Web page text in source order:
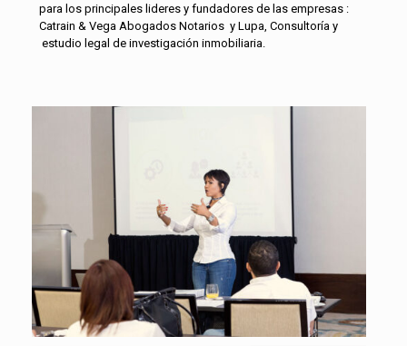
para los principales lideres y fundadores de las empresas :
Catrain & Vega Abogados Notarios y Lupa, Consultoría y
estudio legal de investigación inmobiliaria.